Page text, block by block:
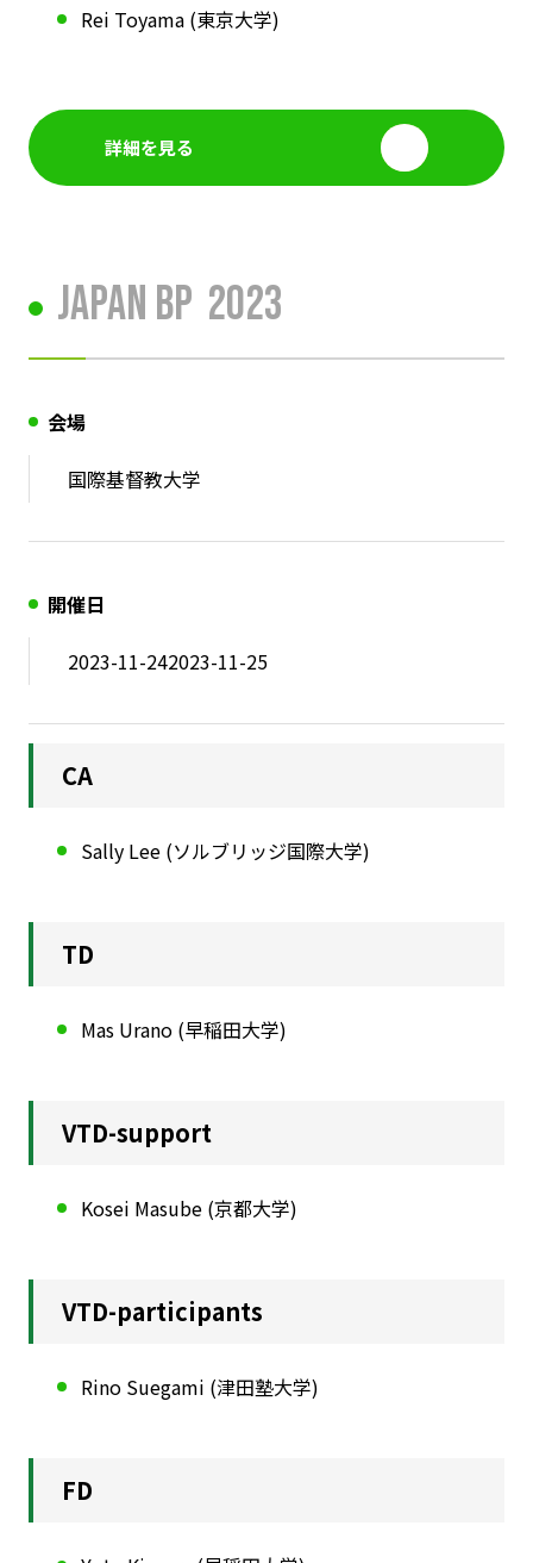
Rei Toyama (東京大学)
詳細を見る
Japan BP 2023
会場
国際基督教大学
開催日
2023-11-242023-11-25
CA
Sally Lee (ソルブリッジ国際大学)
TD
Mas Urano (早稲田大学)
VTD-support
Kosei Masube (京都大学)
VTD-participants
Rino Suegami (津田塾大学)
FD